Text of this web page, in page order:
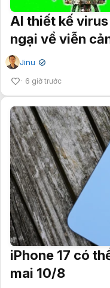
AI thiết kế
ngại về viễn
Jinu ✔
6 giờ trước
iPhone 17 có
mai 10/8